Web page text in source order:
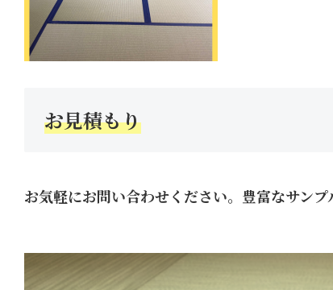
お見積もり
お気軽にお問い合わせください。豊富なサンプ